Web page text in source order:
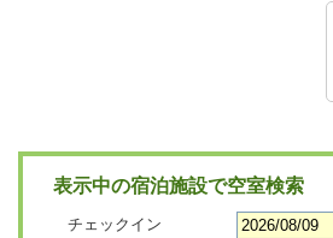
表示中の宿泊施設で空室検索
チェックイン